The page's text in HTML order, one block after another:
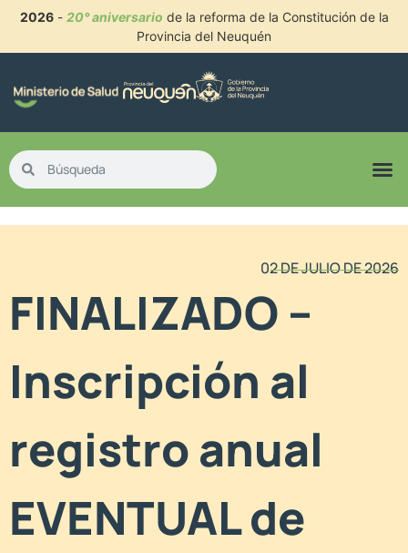
2026- 20° aniversario de la reforma de la Constitución de la
Provincia del Neuquén
02 DE JULIO DE 2026
FINALIZADO –
Inscripción al
registro anual
EVENTUAL de